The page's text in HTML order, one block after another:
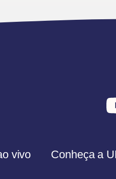
vivo Conheça a